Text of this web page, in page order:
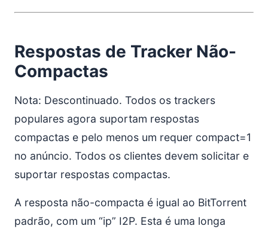
Respostas de Tracker Não-
Compactas
Nota: Descontinuado. Todos os trackers
populares agora suportam respostas
compactas e pelo menos um requer compact=1
no anúncio. Todos os clientes devem solicitar e
suportar respostas compactas.
A resposta não-compacta é igual ao BitTorrent
padrão, com um “ip” I2P. Esta é uma longa